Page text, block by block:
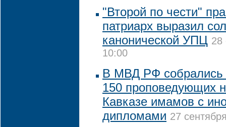
"Второй по чести"
патриарх выразил
канонической УПЦ 28
10:00
В МВД РФ собрались
150 проповедующих
Кавказе имамов с
дипломами 27